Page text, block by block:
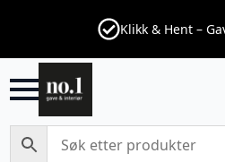
Klikk & Hent –